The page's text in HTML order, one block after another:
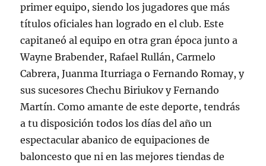
primer equipo, siendo los jugadores que más
títulos oficiales han logrado en el club. Este
capitaneó al equipo en otra gran época junto a
Wayne Brabender, Rafael Rullán, Carmelo
Cabrera, Juanma Iturriaga o Fernando Romay, y
sus sucesores Chechu Biriukov y Fernando
Martín. Como amante de este deporte, tendrás
a tu disposición todos los días del año un
espectacular abanico de equipaciones de
baloncesto que ni en las mejores tiendas de